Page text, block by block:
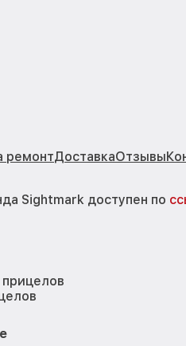
ремонтДоставкаОтзывы
Sightmark доступен по